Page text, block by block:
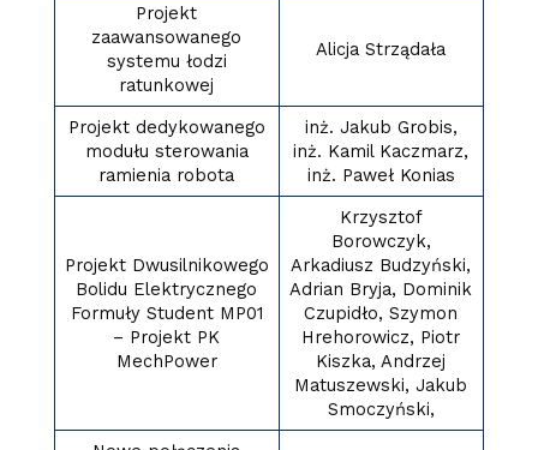
Projekt
zaawansowanego
systemu łodzi
ratunkowej
Alicja Strządała
Projekt dedykowanego
modułu sterowania
ramienia robota
inż. Jakub Grobis,
inż. Kamil Kaczmarz,
inż. Paweł Konias
Projekt Dwusilnikowego
Bolidu Elektrycznego
Formuły Student MP01
– Projekt PK
MechPower
Krzysztof
Borowczyk,
Arkadiusz Budzyński,
Adrian Bryja, Dominik
Czupidło, Szymon
Hrehorowicz, Piotr
Kiszka, Andrzej
Matuszewski, Jakub
Smoczyński,